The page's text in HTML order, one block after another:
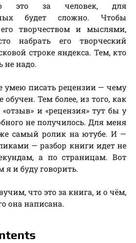
это за человек, для
будет сложно. Чтобы
творчеством и мыслями,
набрать его творческий
строке яндекса. Тем, кто
не надо.
умею писать рецензии — чему
обучен. Тем более, из того, как
и «рецензия» тут бы у
не получилось. Для меня
самый ролик на ютубе. И —
— разбор книги идет не
а по страницам. Вот
я и буду говорить.
что это за книга, и о чём,
она написана.